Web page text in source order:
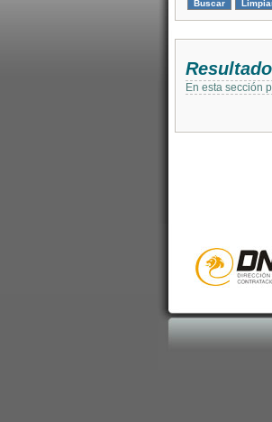
En esta sección